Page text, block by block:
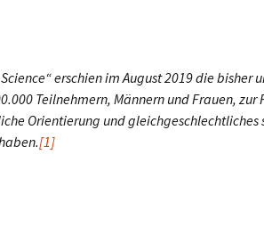
erschien im August 2019 die bisher
Teilnehmern, Männern und Frauen,
Orientierung und gleichgeschlechtliches
[1]
Gen” ist geplatzt